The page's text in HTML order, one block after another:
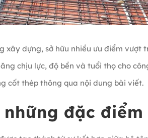
dựng, sở hữu nhiều ưu điểm vượt
chịu lực, độ bền và tuổi thọ cho
cốt thép thông qua nội dung bài viết.
đặc